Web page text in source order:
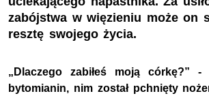
zabójstwa w więzieniu może on
resztę swojego życia.
„Dlaczego zabiłeś moją córkę?” -
bytomianin, nim został pchnięty